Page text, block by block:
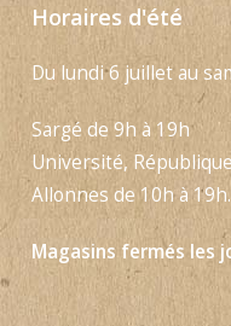
Horaires d'été
Du lundi 6 juillet au
Sargé de 9h à 19h
Université,
Allonnes de 10h à 19h.
Magasins fermés les